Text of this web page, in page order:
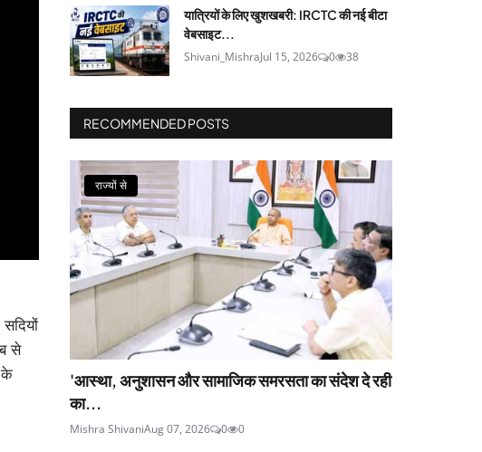
से
के
यात्रियों के लिए खुशखबरी: IRCTC की नई बीटा
वेबसाइट...
Shivani_MishraJul 15, 2026 0 38
RECOMMENDED POSTS
राज्यों से
'आस्था, अनुशासन और सामाजिक समरसता का संदेश दे रही
का...
Mishra ShivaniAug 07, 2026 0 0